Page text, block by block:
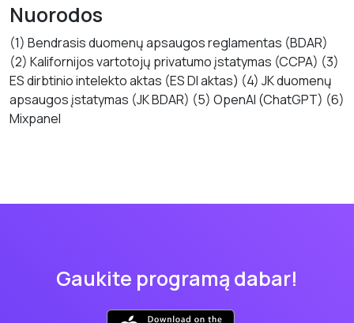
Nuorodos
(1) Bendrasis duomenų apsaugos reglamentas (BDAR)
(2) Kalifornijos vartotojų privatumo įstatymas (CCPA) (3)
ES dirbtinio intelekto aktas (ES DI aktas) (4) JK duomenų
apsaugos įstatymas (JK BDAR) (5) OpenAI (ChatGPT) (6)
Mixpanel
Gaukite programą dabar!